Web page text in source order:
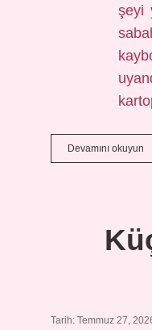
şeyi
Devamını okuyun
Tarih: Temmuz 27,